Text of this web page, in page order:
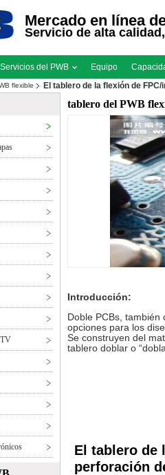
Mercado en línea
Servicio de alta
Servicios del PWB Equipo
flexible El tablero de la flexión de
tablero del PWB
Introducción:
Doble PCBs,
opciones para los
Se construyen del
tablero doblar o
El tablero de
perforación